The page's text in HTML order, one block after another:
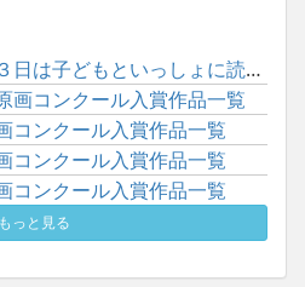
令和８年度版「毎月２３日は子どもといっしょに読書の日」ポスタ...
画コンクール入賞作品一覧
コンクール入賞作品一覧
コンクール入賞作品一覧
コンクール入賞作品一覧
もっと見る